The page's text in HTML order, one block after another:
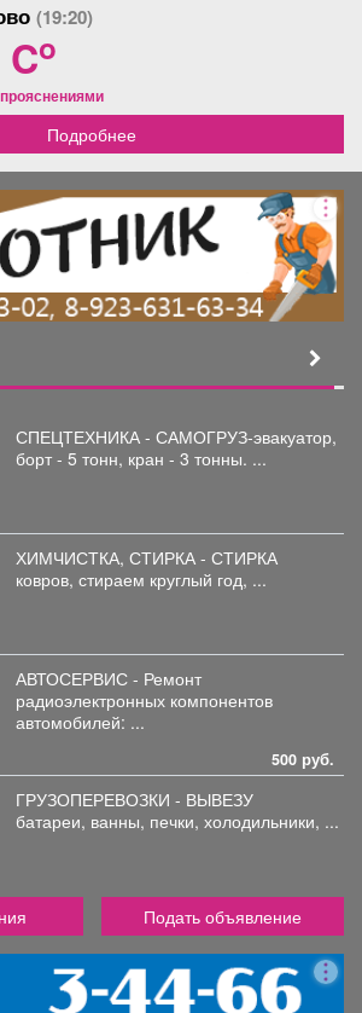
(19:20)
o
Подробнее
СПЕЦТЕХНИКА - САМОГРУЗ-эвакуатор,
борт - 5 тонн, кран - 3 тонны. ...
ХИМЧИСТКА, СТИРКА - СТИРКА
ковров, стираем круглый год, ...
АВТОСЕРВИС - Ремонт
радиоэлектронных компонентов
автомобилей: ...
500 руб.
ГРУЗОПЕРЕВОЗКИ - ВЫВЕЗУ
батареи, ванны, печки, холодильники, ...
Подать объявление